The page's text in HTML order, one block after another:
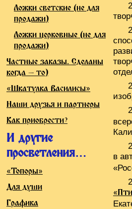
Ложки светские (не для
продажи)
Ложки церковные (не для
продажи)
Частные заказы. Сделаны
когда — то)
«Шкатулка Василисы»
Наши друзья и партнеры
Как приобрести?
И другие
просветления…
«Топоры»
Для души
Графика
в